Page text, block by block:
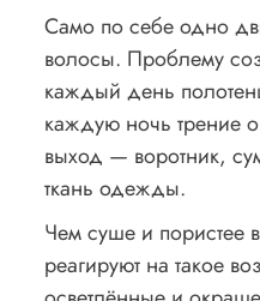
Само по себе одно
волосы. Проблему
каждый день
каждую ночь трение
выход — воротник,
ткань одежды.
Чем суше и пористее
реагируют на такое